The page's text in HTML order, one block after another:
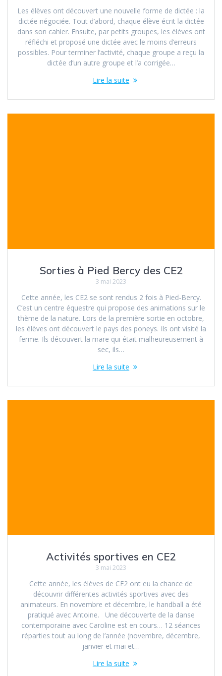
Les élèves ont découvert une nouvelle forme de dictée : la
dictée négociée. Tout d’abord, chaque élève écrit la dictée
dans son cahier. Ensuite, par petits groupes, les élèves ont
réfléchi et proposé une dictée avec le moins d’erreurs
possibles. Pour terminer l’activité, chaque groupe a reçu la
dictée d’un autre groupe et l’a corrigée…
Lire la suite
Sorties à Pied Bercy des CE2
3 mai 2023
Cette année, les CE2 se sont rendus 2 fois à Pied-Bercy.
C’est un centre équestre qui propose des animations sur le
thème de la nature. Lors de la première sortie en octobre,
les élèves ont découvert le pays des poneys. Ils ont visité la
ferme. Ils découvert la mare qui était malheureusement à
sec, ils…
Lire la suite
Activités sportives en CE2
3 mai 2023
Cette année, les élèves de CE2 ont eu la chance de
découvrir différentes activités sportives avec des
animateurs. En novembre et décembre, le handball a été
pratiqué avec Antoine. Une découverte de la danse
contemporaine avec Caroline est en cours… 12 séances
réparties tout au long de l’année (novembre, décembre,
janvier et mai et…
Lire la suite